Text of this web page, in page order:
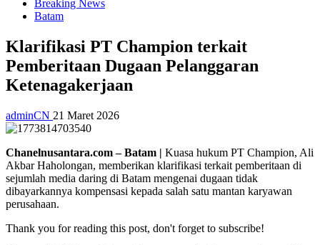
Breaking News
Batam
Klarifikasi PT Champion terkait
Pemberitaan Dugaan Pelanggaran
Ketenagakerjaan
adminCN 21 Maret 2026
Chanelnusantara.com – Batam | Kuasa hukum PT Champion, Ali
Akbar Haholongan, memberikan klarifikasi terkait pemberitaan di
sejumlah media daring di Batam mengenai dugaan tidak
dibayarkannya kompensasi kepada salah satu mantan karyawan
perusahaan.
Thank you for reading this post, don't forget to subscribe!